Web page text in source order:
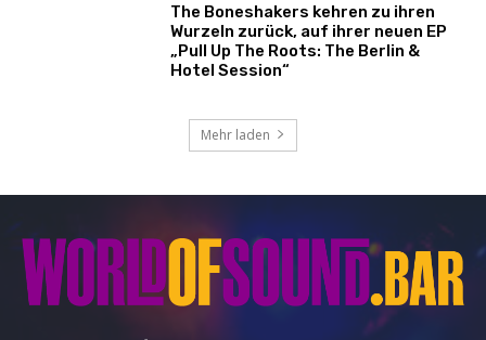
The Boneshakers kehren zu ihren
Wurzeln zurück, auf ihrer neuen EP
„Pull Up The Roots: The Berlin &
Hotel Session“
Mehr laden